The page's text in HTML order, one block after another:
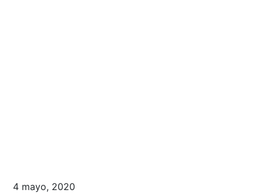
4 mayo, 2020